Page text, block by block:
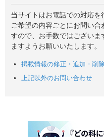
当サイトはお電話での対応を
ご希望の内容ごとにお問い
すので、お手数ではござい
ますようお願いいたします。
掲載情報の修正・追加・削
上記以外のお問い合わせ